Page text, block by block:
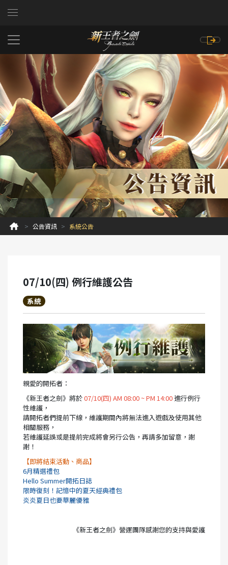
公告資訊 系統公告
07/10(四) 例行維護公告
系統
親愛的開拓者：
《新王者之劍》將於07/10(四) AM 08:00 ~ PM 14:00進行例行
性維護，
請開拓者們提前下線，維護期間內將無法進入遊戲及使用其他
相關服務，
若維護延誤或是提前完成將會另行公告，再請多加留意，謝
謝！
【即將結束活動、商品】
6月精選禮包
Hello Summer開拓日誌
限時復刻！記憶中的夏天經典禮包
炎炎夏日也要華麗優雅
《新王者之劍》營運團隊感謝您的支持與愛護